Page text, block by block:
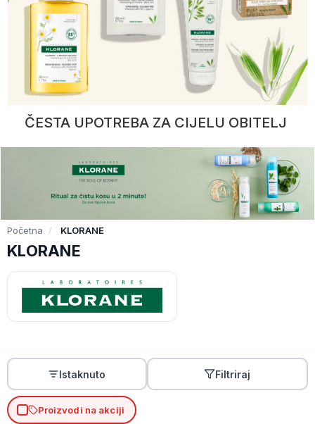
ČESTA UPOTREBA ZA CIJELU OBITELJ
Početna KLORANE
KLORANE
Istaknuto Filtriraj
Proizvodi na akciji